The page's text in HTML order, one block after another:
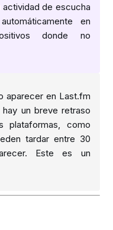
de escucha
en
donde no
aparecer en Last.fm
hay un breve retraso
plataformas, como
tardar entre 30
Este es un